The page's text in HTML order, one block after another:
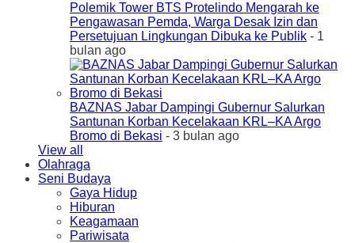
Polemik Tower BTS Protelindo Mengarah ke
Pengawasan Pemda, Warga Desak Izin dan
Persetujuan Lingkungan Dibuka ke Publik - 1
bulan ago
BAZNAS Jabar Dampingi Gubernur Salurkan
Santunan Korban Kecelakaan KRL–KA Argo
Bromo di Bekasi - 3 bulan ago
View all
Olahraga
Seni Budaya
Gaya Hidup
Hiburan
Keagamaan
Pariwisata